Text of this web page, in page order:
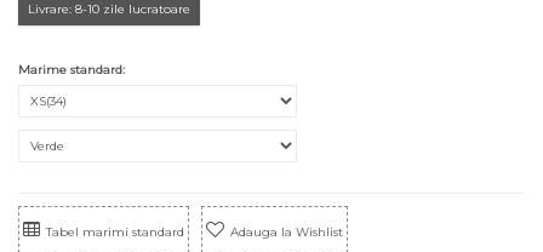
Livrare: 8-10 zile lucratoare
Marime standard:
Tabel marimi standard Adauga la Wishlist